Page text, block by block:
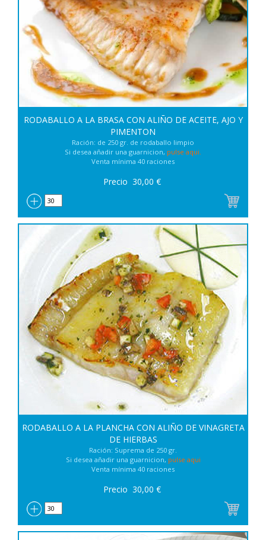
RODABALLO A LA BRASA CON ALIÑO DE ACEITE, AJO Y
PIMENTON
Ración: de 250 gr. de rodaballo limpio
Si desea añadir una guarnicion, pulse aqui.
Venta mínima 40 raciones
Precio 30,00 €
RODABALLO A LA PLANCHA CON ALIÑO DE VINAGRETA
DE HIERBAS
Ración: Suprema de 250 gr.
Si desea añadir una guarnicion, pulse aqui
Venta mínima 40 raciones
Precio 30,00 €